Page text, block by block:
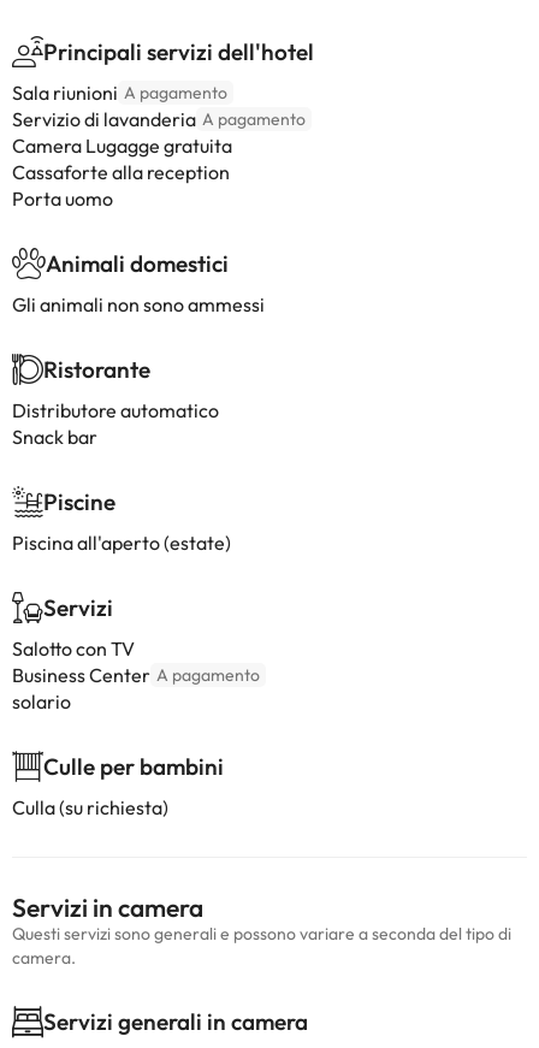
Principali servizi dell'hotel
Sala riunioni A pagamento
Servizio di lavanderia A pagamento
Camera Lugagge gratuita
Cassaforte alla reception
Porta uomo
Animali domestici
Gli animali non sono ammessi
Ristorante
Distributore automatico
Snack bar
Piscine
Piscina all'aperto (estate)
Servizi
Salotto con TV
Business Center A pagamento
solario
Culle per bambini
Culla (su richiesta)
Servizi in camera
Questi servizi sono generali e possono variare a seconda del tipo di
camera.
Servizi generali in camera